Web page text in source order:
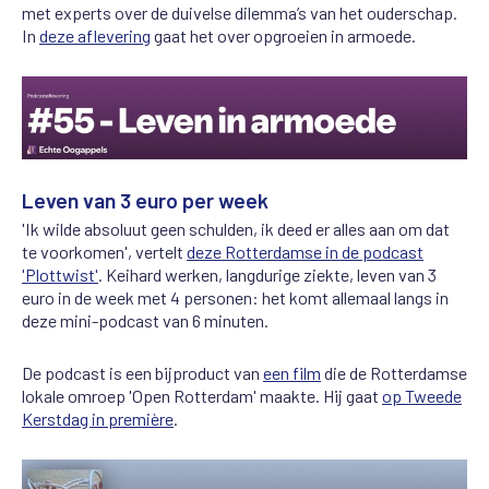
met experts over de duivelse dilemma’s van het ouderschap.
In deze aflevering gaat het over opgroeien in armoede.
Leven van 3 euro per week
'Ik wilde absoluut geen schulden, ik deed er alles aan om dat
te voorkomen', vertelt deze Rotterdamse in de podcast
'Plottwist'. Keihard werken, langdurige ziekte, leven van 3
euro in de week met 4 personen: het komt allemaal langs in
deze mini-podcast van 6 minuten.
De podcast is een bijproduct van een film die de Rotterdamse
lokale omroep 'Open Rotterdam' maakte. Hij gaat op Tweede
Kerstdag in première.